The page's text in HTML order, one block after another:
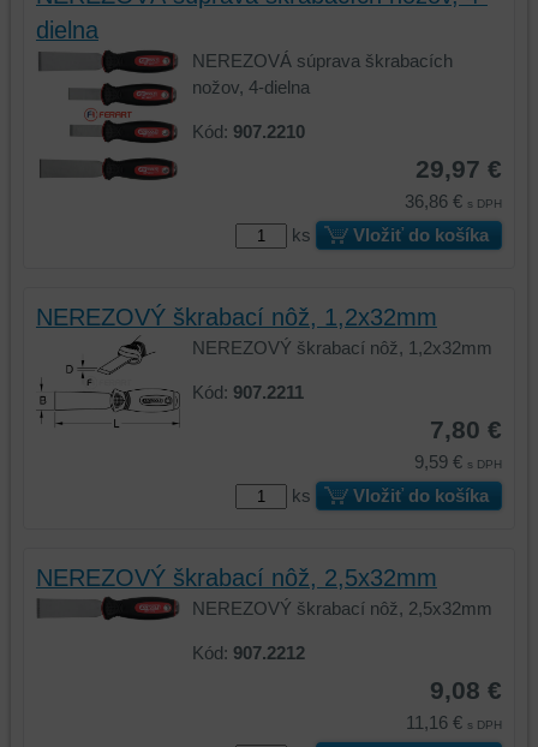
dielna
NEREZOVÁ súprava škrabacích
nožov, 4-dielna
Kód: 907.2210
29,97 €
36,86 € s DPH
ks Vložiť do košíka
NEREZOVÝ škrabací nôž, 1,2x32mm
NEREZOVÝ škrabací nôž, 1,2x32mm
Kód: 907.2211
7,80 €
9,59 € s DPH
ks Vložiť do košíka
NEREZOVÝ škrabací nôž, 2,5x32mm
NEREZOVÝ škrabací nôž, 2,5x32mm
Kód: 907.2212
9,08 €
11,16 € s DPH